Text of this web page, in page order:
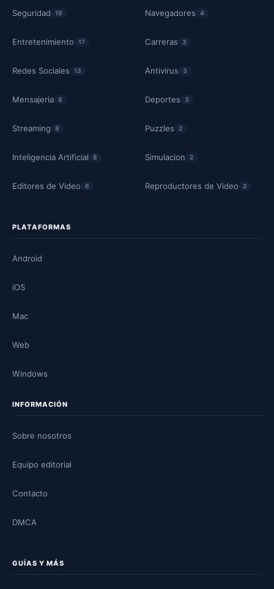
Seguridad 19
Entretenimiento 17
Redes Sociales 13
Mensajeria 8
Streaming 8
Inteligencia Artificial 8
Editores de Video 6
Navegadores 4
Carreras 3
Antivirus 3
Deportes 3
Puzzles 2
Simulacion 2
Reproductores de Video 2
PLATAFORMAS
Android
iOS
Mac
Web
Windows
INFORMACIÓN
Sobre nosotros
Equipo editorial
Contacto
DMCA
GUÍAS Y MÁS